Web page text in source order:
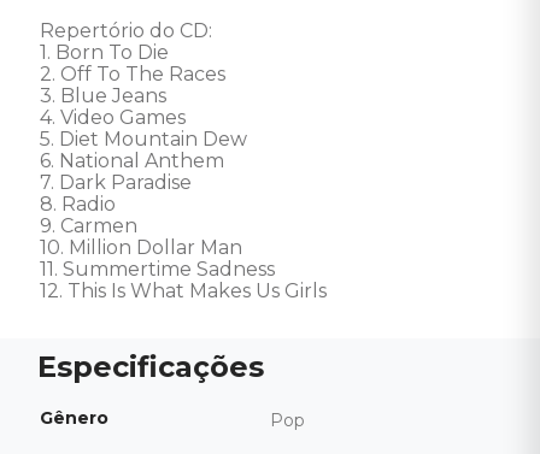
Repertório do CD:
1. Born To Die
2. Off To The Races
3. Blue Jeans
4. Video Games
5. Diet Mountain Dew
6. National Anthem
7. Dark Paradise
8. Radio
9. Carmen
10. Million Dollar Man
11. Summertime Sadness
12. This Is What Makes Us Girls
Gênero Pop